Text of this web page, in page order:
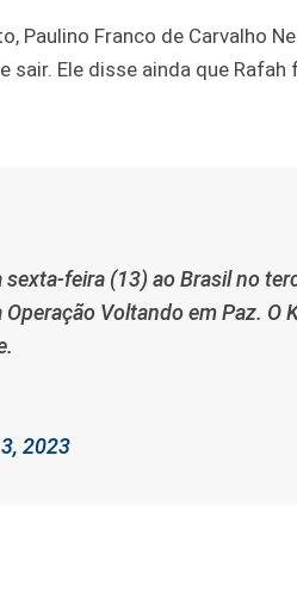
Paulino Franco de Carvalho
Ele disse ainda que
feira (13) ao Brasil no
Voltando em Paz. O
2023